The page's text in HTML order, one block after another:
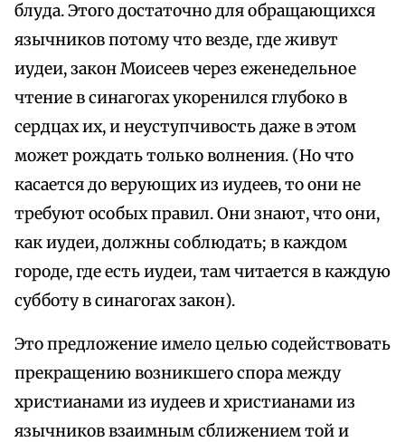
блуда. Этого достаточно для обращающихся
язычников потому что везде, где живут
иудеи, закон Моисеев через еженедельное
чтение в синагогах укоренился глубоко в
сердцах их, и неуступчивость даже в этом
может рождать только волнения. (Но что
касается до верующих из иудеев, то они не
требуют особых правил. Они знают, что они,
как иудеи, должны соблюдать; в каждом
городе, где есть иудеи, там читается в каждую
субботу в синагогах закон).
Это предложение имело целью содействовать
прекращению возникшего спора между
христианами из иудеев и христианами из
язычников взаимным сближением той и